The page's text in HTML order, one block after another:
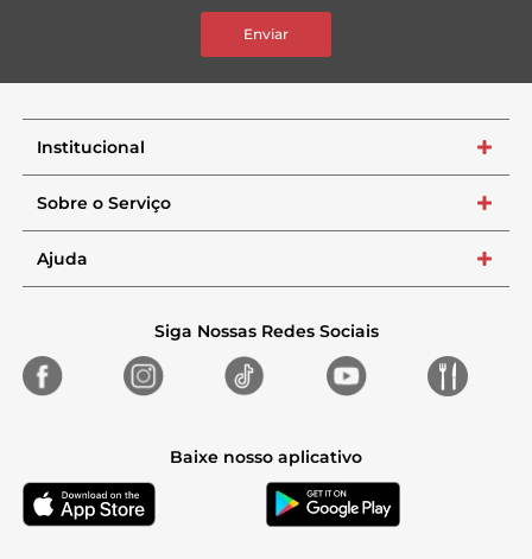
Enviar
Institucional +
Sobre o Serviço +
Ajuda +
Siga Nossas Redes Sociais
Baixe nosso aplicativo